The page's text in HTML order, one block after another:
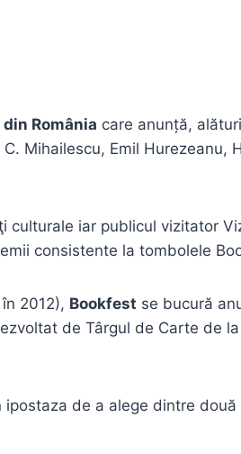
România care anunță,
Mihailescu, Emil Hurezeanu,
culturale iar publicul vizitator
consistente la tombolele
2012), Bookfest se bucură
de Târgul de Carte de la
de a alege dintre două